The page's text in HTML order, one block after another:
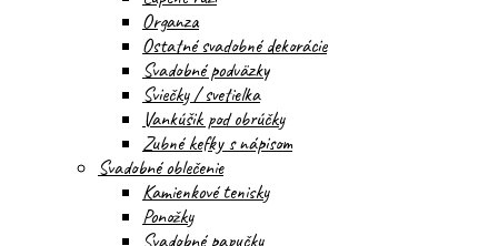
Organza
Ostatné svadobné dekorácie
Svadobné podväzky
Sviečky / svetielka
Vankúšik pod obrúčky
Zubné kefky s nápisom
Svadobné oblečenie
Kamienkové tenisky
Ponožky
Svadobné papučky